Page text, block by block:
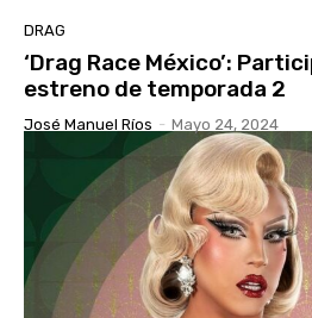
DRAG
‘Drag Race México’:
estreno de temporada 2
José Manuel Ríos - Mayo 24, 2024